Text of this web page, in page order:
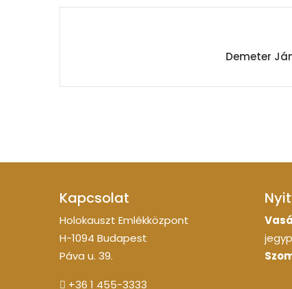
Demeter
Kapcsolat
Holokauszt Emlékközpont
H-1094 Budapest
Páva u. 39.
+36 1 455-3333